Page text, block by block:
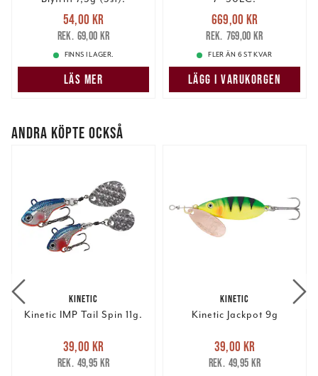
Nuvarande pris
54,00 krTidigare pris
69,00 kr
54,00 kr
69,00 kr
FINNS I LAGER.
LÄS MER
Nuvarande pris
669,00 krTidigare pris
769,00 kr
669,00 kr
769,00 kr
FLER ÄN 6 ST KVAR
LÄGG I VARUKORGEN
ANDRA KÖPTE OCKSÅ
KINETIC
Kinetic IMP Tail Spin 11g.
Nuvarande pris
39,00 krTidigare pris
49,95 kr
39,00 kr
49,95 kr
KINETIC
Kinetic Jackpot 9g
Nuvarande pris
39,00 krTidigare pris
49,95 kr
39,00 kr
49,95 kr